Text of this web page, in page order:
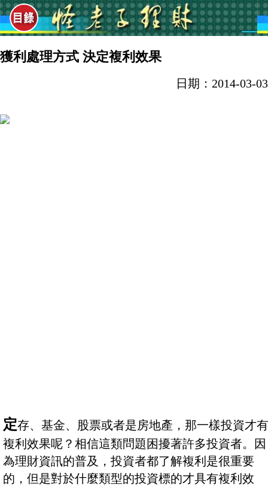
獲利處理方式 決定複利效果
日期：2014-03-03
定存、基金、股票或者是房地產，那一樣投資才有
複利效果呢？相信這類問題困擾著許多投資者。因
為理財資訊的普及，投資者都了解複利是很重要
的，但是對於什麼類型的投資標的才具有複利效